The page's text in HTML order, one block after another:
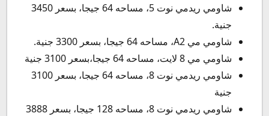
شاومي ريدمي نوت 5، مساحه 64 جيجا، بسعر 3450
جنية.
شاومي مي A2، مساحه 64 جيجا، بسعر 3300 جنية.
شاومي مي 8 لايت، مساحه 64 جيجا،بسعر 3100 جنية
شاومي ريدمي نوت 8، مساحه 64 جيجا، بسعر 3100
جنية
شاومي ريدمي نوت 8، مساحه 128 جيجا، بسعر 3888